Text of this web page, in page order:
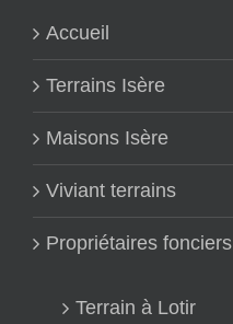
Accueil
Terrains Isère
Maisons Isère
Viviant terrains
Propriétaires fonciers
Terrain à Lotir